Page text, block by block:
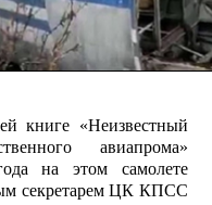
книге «Неизвестный
авиапрома»
на этом самолете
секретарем ЦК КПСС